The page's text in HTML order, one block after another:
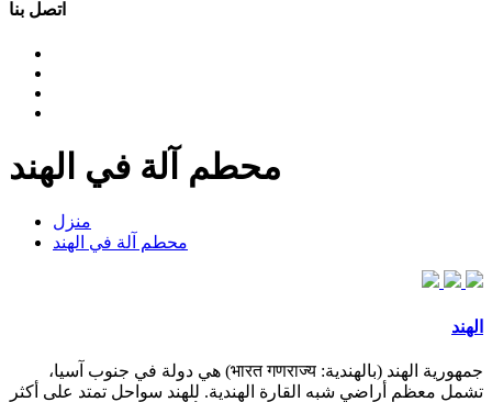
اتصل بنا
محطم آلة في الهند
منزل
محطم آلة في الهند
الهند
جمهورية الهند (بالهندية: भारत गणराज्य) هي دولة في جنوب آسيا،
تشمل معظم أراضي شبه القارة الهندية. للهند سواحل تمتد على أكثر